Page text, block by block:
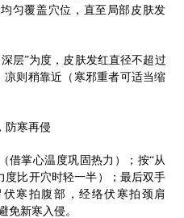
匀覆盖穴位，直至局部皮肤发
层”为度，皮肤发红直径不超过
凉则稍靠近（寒邪重者可适当缩
防寒再侵
借掌心温度巩固热力）；按“从
度比开穴时轻一半）；最后双手
寒拍腹部，经络伏寒拍颈肩
免新寒入侵。